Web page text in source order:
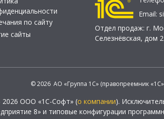
по сайту
сайты
Email:
Отдел продаж: г.
Селезнёвская, дом
© 2026 АО «Группа 1С» (правопреемник
2026 ООО «1С-Софт» (о компании).
8» и типовые конфигурации